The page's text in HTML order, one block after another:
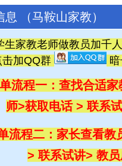
（马鞍山家教）
生家教老师做教员加千
击加QQ群
暗
流程一：查找合适
师>获取电话 > 联系
流程二：家长查看教
> 联系试讲> 教